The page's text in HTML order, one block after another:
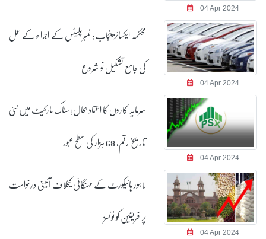
04 Apr 2024
04 Apr 2024
محکمہ ایکسائز پنجاب: نمبرپلیٹس کے اجراء کے عمل
کی جامع تشکیل نو شروع
04 Apr 2024
سرمایہ کاروں کا اعتماد بحال! سٹاک مارکیٹ میں نئی
تاریخ رقم، 68 ہزار کی سطح عبور
04 Apr 2024
لاہور ہائیکورٹ کے مہنگائی کیخلاف آئینی درخواست
پر فریقین کو نوٹسز